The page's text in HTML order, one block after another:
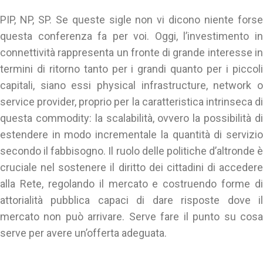
PIP, NP, SP. Se queste sigle non vi dicono niente forse
questa conferenza fa per voi. Oggi, l’investimento in
connettività rappresenta un fronte di grande interesse in
termini di ritorno tanto per i grandi quanto per i piccoli
capitali, siano essi physical infrastructure, network o
service provider, proprio per la caratteristica intrinseca di
questa commodity: la scalabilità, ovvero la possibilità di
estendere in modo incrementale la quantità di servizio
secondo il fabbisogno. Il ruolo delle politiche d’altronde è
cruciale nel sostenere il diritto dei cittadini di accedere
alla Rete, regolando il mercato e costruendo forme di
attorialità pubblica capaci di dare risposte dove il
mercato non può arrivare. Serve fare il punto su cosa
serve per avere un’offerta adeguata.